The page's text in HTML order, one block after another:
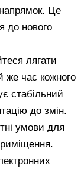
Це
до нового
лягати
же час кожного
стабільний
до змін.
умови для